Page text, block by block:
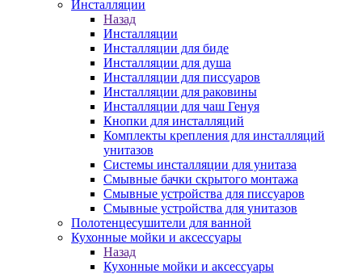
Инсталляции
Назад
Инсталляции
Инсталляции для биде
Инсталляции для душа
Инсталляции для писсуаров
Инсталляции для раковины
Инсталляции для чаш Генуя
Кнопки для инсталляций
Комплекты крепления для инсталляций
унитазов
Системы инсталляции для унитаза
Смывные бачки скрытого монтажа
Смывные устройства для писсуаров
Смывные устройства для унитазов
Полотенцесушители для ванной
Кухонные мойки и аксессуары
Назад
Кухонные мойки и аксессуары